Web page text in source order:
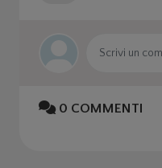
0 COMMENTI